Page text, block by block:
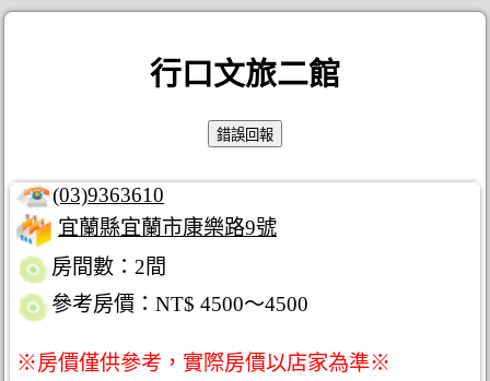
行口文旅二館
(03)9363610
宜蘭縣宜蘭市康樂路9號
房間數：2間
參考房價：NT$ 4500～4500
※房價僅供參考，實際房價以店家為準※